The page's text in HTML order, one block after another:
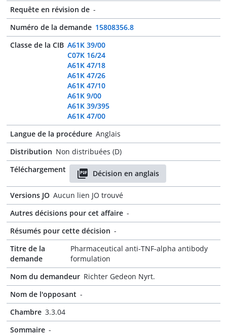
Requête en révision de -
Numéro de la demande 15808356.8
Classe de la CIB A61K 39/00
C07K 16/24
A61K 47/18
A61K 47/26
A61K 47/10
A61K 9/00
A61K 39/395
A61K 47/00
Langue de la procédure Anglais
Distribution Non distribuées (D)
Téléchargement
Décision en anglais
Versions JO Aucun lien JO trouvé
Autres décisions pour cet affaire -
Résumés pour cette décision -
Titre de la
demande
Pharmaceutical anti-TNF-alpha antibody
formulation
Nom du demandeur Richter Gedeon Nyrt.
Nom de l'opposant -
Chambre 3.3.04
Sommaire -